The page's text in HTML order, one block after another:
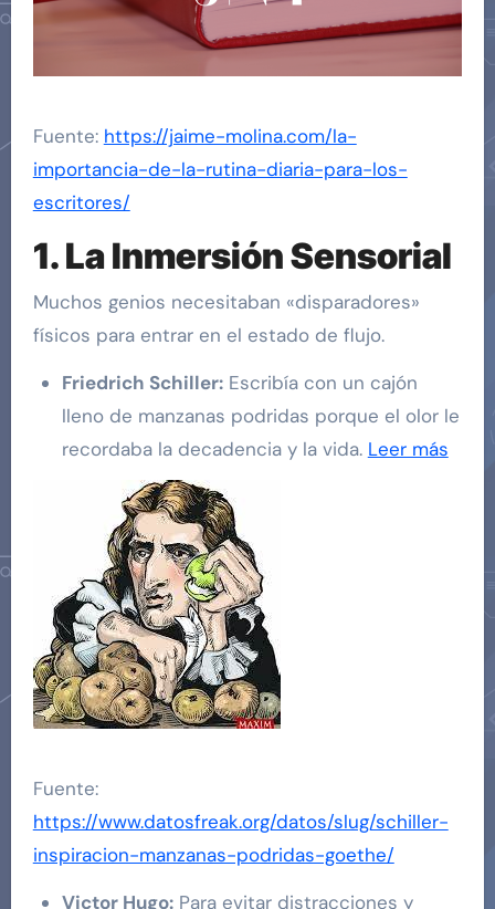
Fuente: https://jaime-molina.com/la-
importancia-de-la-rutina-diaria-para-los-
escritores/
1. La Inmersión Sensorial
Muchos genios necesitaban «disparadores»
físicos para entrar en el estado de flujo.
Friedrich Schiller:Escribía con un cajón
lleno de manzanas podridas porque el olor le
recordaba la decadencia y la vida. Leer más
Fuente:
https://www.datosfreak.org/datos/slug/schiller-
inspiracion-manzanas-podridas-goethe/
Victor Hugo:Para evitar distracciones y